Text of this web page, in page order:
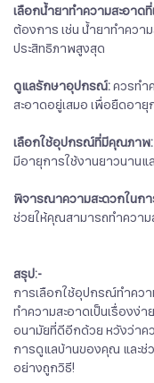
เลือกน้ำยาทำความสะอาดที่
ต้องการ เช่น น้ำยาทำควา
ประสิทธิภาพสูงสุด
ดูแลรักษาอุปกรณ์:ควรทำ
สะอาดอยู่เสมอ เพื่อยืดอายุ
เลือกใช้อุปกรณ์ที่มีคุณภาพ:
มีอายุการใช้งานยาวนานแ
พิจารณาความสะดวกในกา
ช่วยให้คุณสามารถทำความ
สรุป:-
การเลือกใช้อุปกรณ์ทำควา
ทำความสะอาดเป็นเรื่องง่
อนามัยที่ดีอีกด้วย หวังว่าคว
การดูแลบ้านของคุณ และช่
อย่างถูกวิธี!